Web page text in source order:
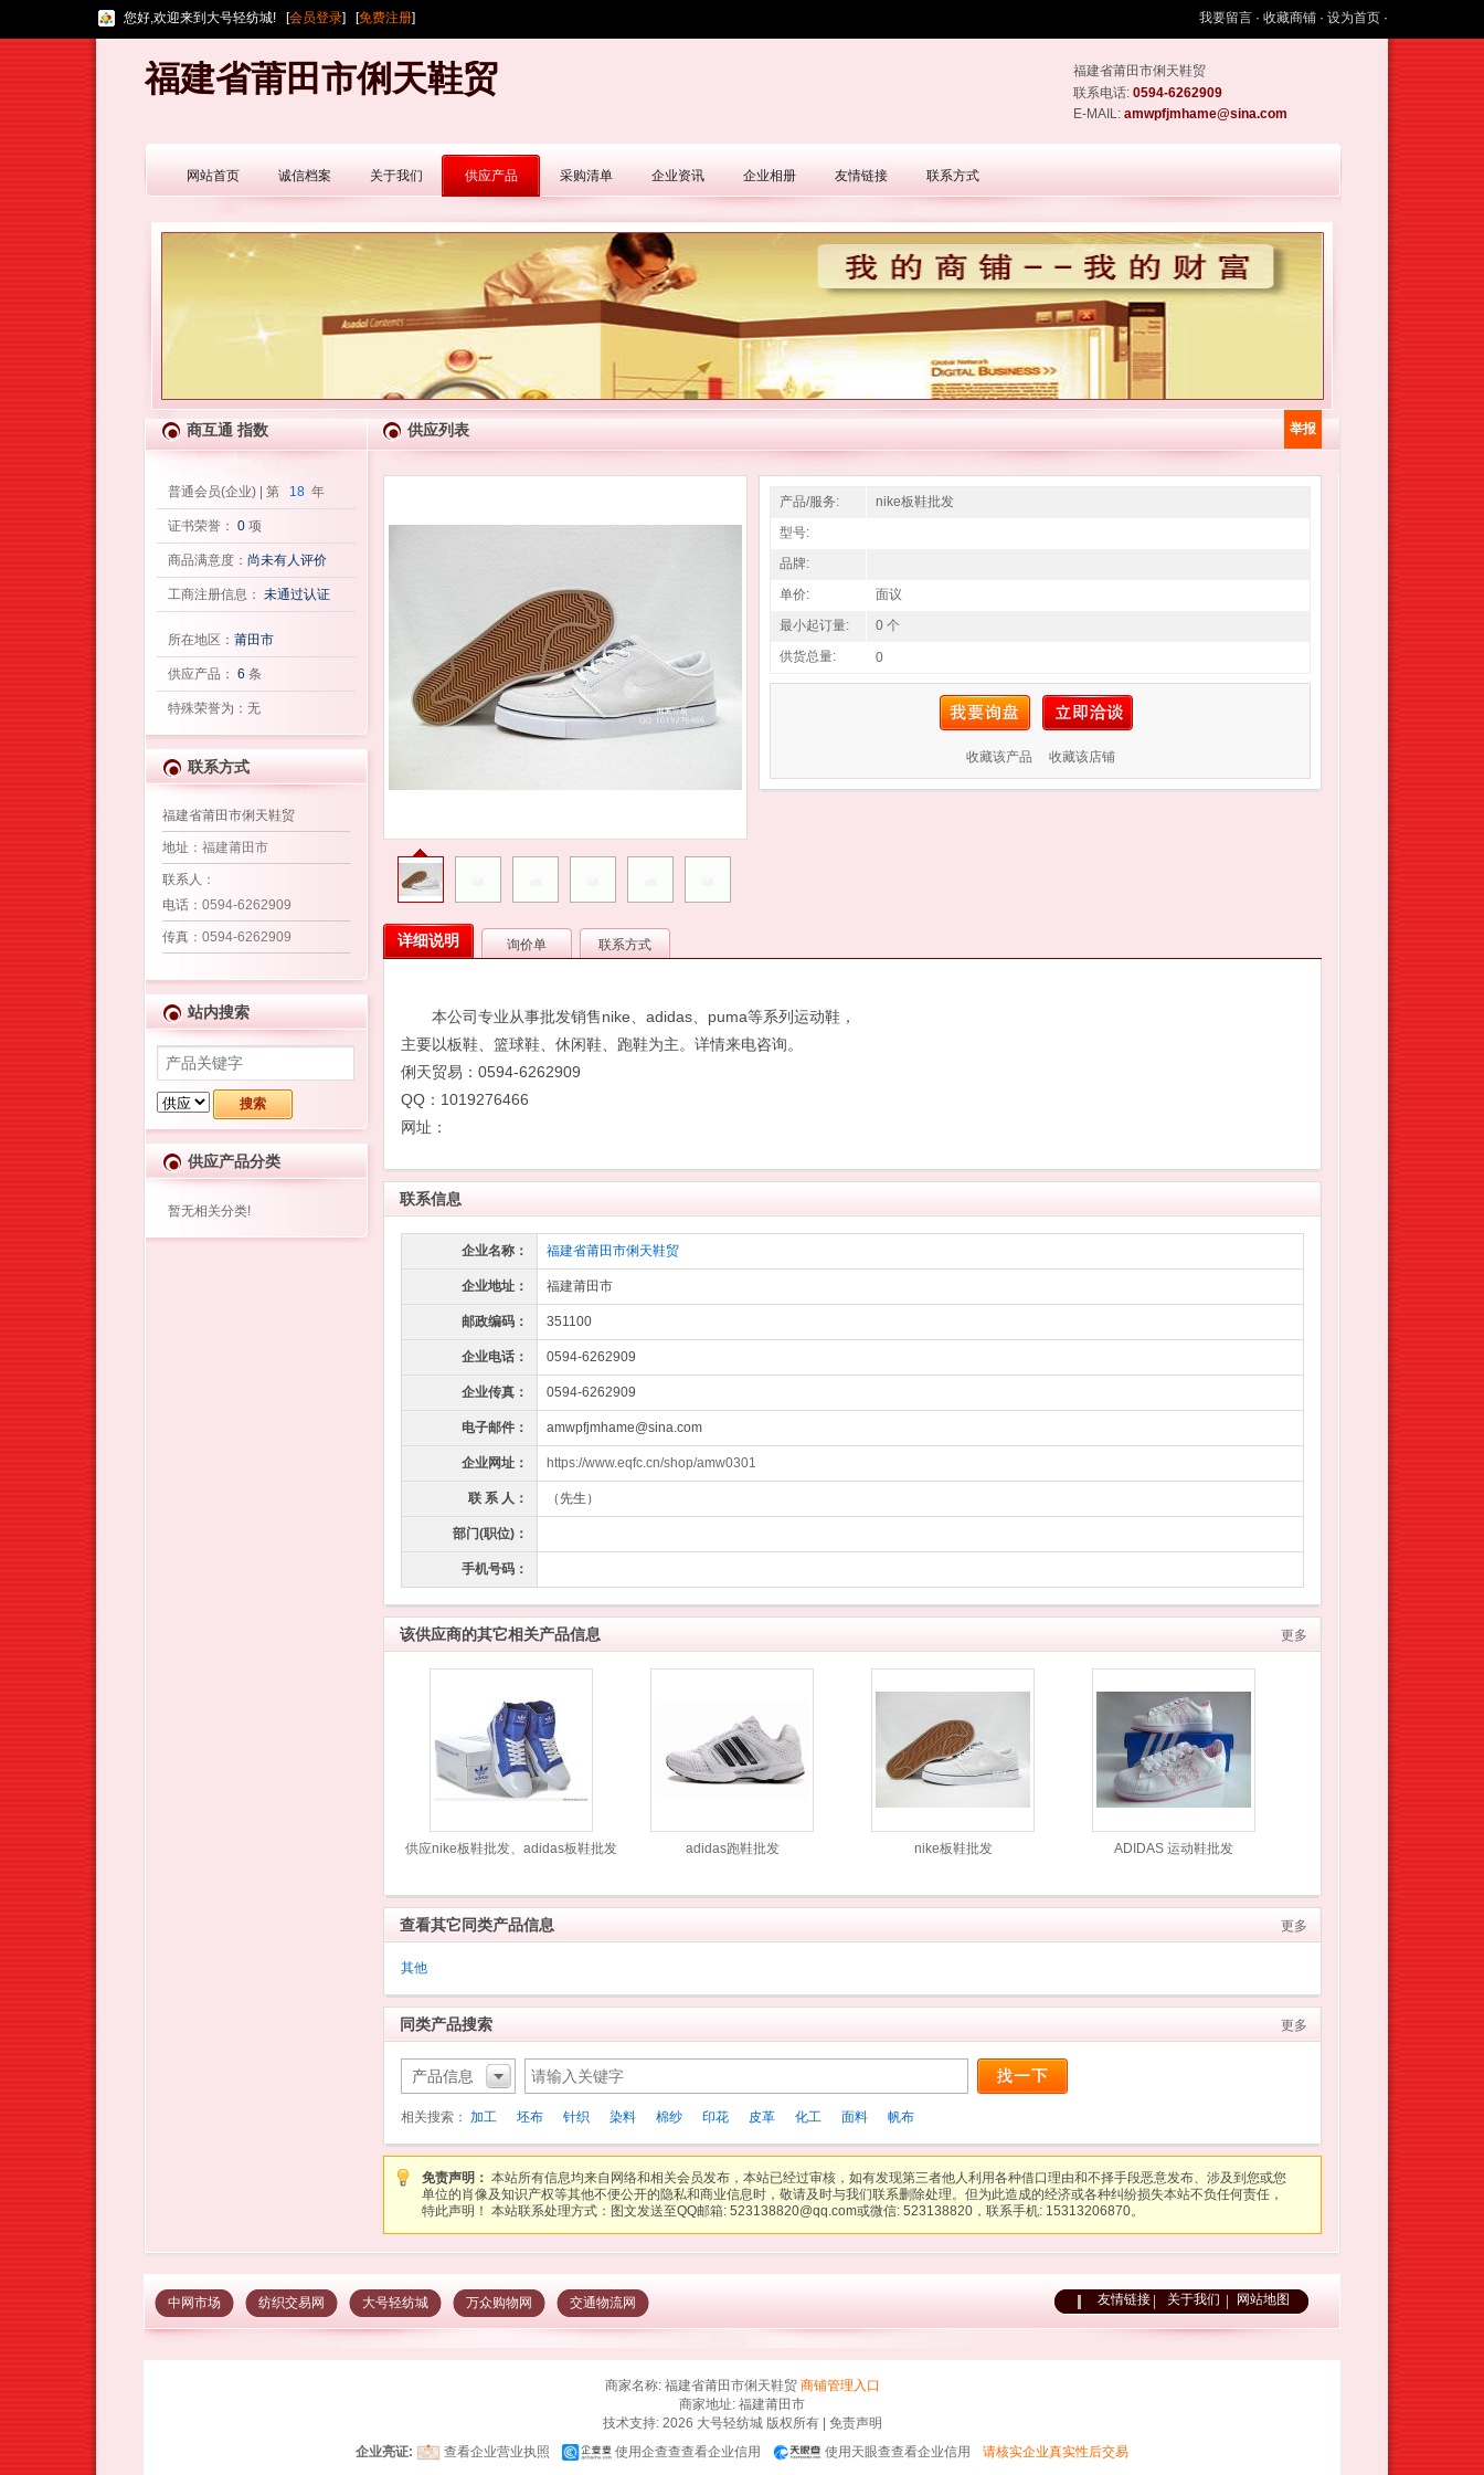
您好,欢迎来到大号轻纺城! [会员登录] [免费注册] 我要留言 · 收藏商铺 · 设为首页 ·
福建省莆田市俐天鞋贸
福建省莆田市俐天鞋贸
联系电话: 0594-6262909
E-MAIL: amwpfjmhame@sina.com
网站首页 诚信档案 关于我们 供应产品 采购清单 企业资讯 企业相册 友情链接 联系方式
商互通 指数 供应列表 举报
普通会员(企业) | 第 18 年
证书荣誉： 0 项
商品满意度： 尚未有人评价
工商注册信息： 未通过认证
所在地区： 莆田市
供应产品： 6 条
特殊荣誉为：无
联系方式
福建省莆田市俐天鞋贸
地址 ：福建莆田市
联系人 ：
电话 ：0594-6262909
传真 ：0594-6262909
站内搜索
供应产品分类
暂无相关分类!
产品/服务:
nike板鞋批发
型号:
品牌:
单价:
面议
最小起订量:
0 个
供货总量:
0
收藏该产品 收藏该店铺
详细说明 询价单 联系方式
本公司专业从事批发销售nike、adidas、puma等系列运动鞋，
主要以板鞋、篮球鞋、休闲鞋、跑鞋为主。详情来电咨询。
俐天贸易：0594-6262909
QQ：1019276466
网址：
联系信息
企业名称： 福建省莆田市俐天鞋贸
企业地址： 福建莆田市
邮政编码： 351100
企业电话： 0594-6262909
企业传真： 0594-6262909
电子邮件： amwpfjmhame@sina.com
企业网址： https://www.eqfc.cn/shop/amw0301
联 系 人： （先生）
部门(职位)：
手机号码：
该供应商的其它相关产品信息 更多
供应nike板鞋批发、adidas板鞋批发 adidas跑鞋批发 nike板鞋批发 ADIDAS 运动鞋批发
查看其它同类产品信息 更多
其他
同类产品搜索 更多
产品信息
相关搜索： 加工 坯布 针织 染料 棉纱 印花 皮革 化工 面料 帆布
免责声明： 本站所有信息均来自网络和相关会员发布，本站已经过审核，如有发现第三者他人利用各种借口理由和不择手段恶意发布、涉及到您或您
单位的肖像及知识产权等其他不便公开的隐私和商业信息时，敬请及时与我们联系删除处理。但为此造成的经济或各种纠纷损失本站不负任何责任，
特此声明！ 本站联系处理方式：图文发送至QQ邮箱: 523138820@qq.com或微信: 523138820，联系手机: 15313206870。
中网市场 纺织交易网 大号轻纺城 万众购物网 交通物流网 友情链接 关于我们 网站地图
商家名称: 福建省莆田市俐天鞋贸 商铺管理入口
商家地址: 福建莆田市
技术支持: 2026 大号轻纺城版权所有 | 免责声明
企业亮证:
查看企业营业执照 使用企查查查看企业信用 使用天眼查查看企业信用 请核实企业真实性后交易